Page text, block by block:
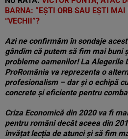
BARNA: ”EŞTI ORB SAU EŞTI MAI
“VECHII”?
Azi ne confirmăm în sondaje
gândim că putem să fim mai buni
probleme oamenilor! La Alegerile
ProRomânia va reprezenta o
profesionalism – dar și o echipă
concrete și eficiente pentru
Criza Economică din 2020 va fi
pentru români decât aceea din
învățat lecția de atunci și să fim